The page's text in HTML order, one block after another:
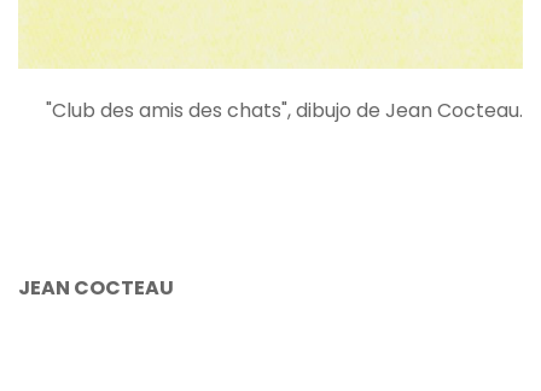
"Club des amis des chats", dibujo de Jean Cocteau.
JEAN COCTEAU